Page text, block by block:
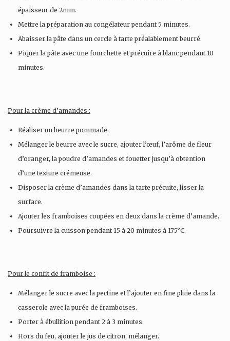
épaisseur de 2mm.
Mettre la préparation au congélateur pendant 5 minutes.
Abaisser la pâte dans un cercle à tarte préalablement beurré.
Piquer la pâte avec une fourchette et précuire à blanc pendant 10
minutes.
Pour la crème d’amandes :
Réaliser un beurre pommade.
Mélanger le beurre avec le sucre, ajouter l’œuf, l’arôme de fleur
d’oranger, la poudre d’amandes et fouetter jusqu’à obtention
d’une texture crémeuse.
Disposer la crème d’amandes dans la tarte précuite, lisser la
surface.
Ajouter les framboises coupées en deux dans la crème d’amande.
Poursuivre la cuisson pendant 15 à 20 minutes à 175°C.
Pour le confit de framboise :
Mélanger le sucre avec la pectine et l’ajouter en fine pluie dans la
casserole avec la purée de framboises.
Porter à ébullition pendant 2 à 3 minutes.
Hors du feu, ajouter le jus de citron, mélanger.